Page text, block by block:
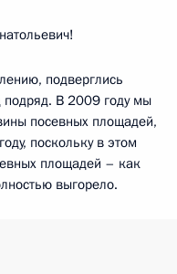
подверглись
подряд. В 2009 году мы
посевных площадей,
поскольку в этом
площадей – как
выгорело.